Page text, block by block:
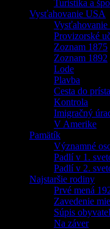
Turistika a
Vysťahovanie USA
Vysťahovanie
Provizorské
Zoznam 1875
Zoznam 1892
Lode
Plavba
Cesta do
Kontrola
Imigračný
V Amerike
Pamätík
Významné
Padlí v 1.
Padlí v 2.
Najstaršie rodiny
Prvé mená
Zavedenie
Súpis
Na záver